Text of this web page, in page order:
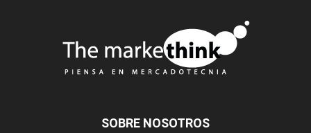
SOBRE NOSOTROS